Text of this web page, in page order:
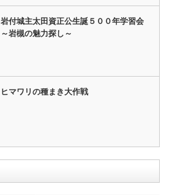
岩付城主太田資正公生誕５００年学習会
～岩槻の魅力探し～
ヒマワリの種まき大作戦